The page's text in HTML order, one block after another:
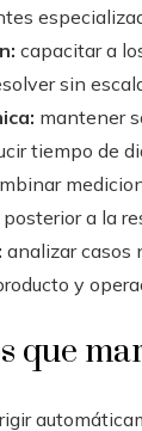
capacitar a
sin
mantener
tiempo de
a la
analizar casos
y
que